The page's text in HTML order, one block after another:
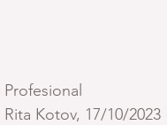
Profesional
Rita Kotov, 17/10/2023